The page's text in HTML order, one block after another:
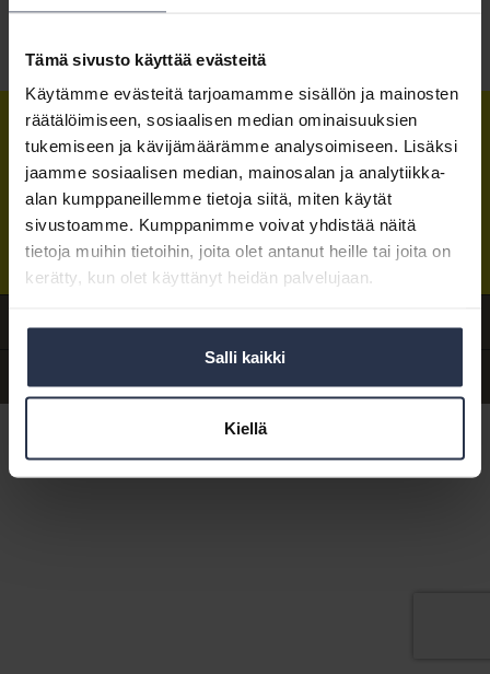
Tämä sivusto käyttää evästeitä
Käytämme evästeitä tarjoamamme sisällön ja mainosten
räätälöimiseen, sosiaalisen median ominaisuuksien
tukemiseen ja kävijämäärämme analysoimiseen. Lisäksi
jaamme sosiaalisen median, mainosalan ja analytiikka-
alan kumppaneillemme tietoja siitä, miten käytät
sivustoamme. Kumppanimme voivat yhdistää näitä
tietoja muihin tietoihin, joita olet antanut heille tai joita on
kerätty, kun olet käyttänyt heidän palvelujaan.
Salli kaikki
Kiellä
Jaa somessa
Isännöintiliitto
LinkedInissä
Isännöintiliitto
Facebookissa
Isännöintiliitto
Instagrammissa
Isännöintiliiton toimistosijaitsee Hakaniemessä Helsingissä.
Postiosoite:PL 1370, 00101 HelsinkiSähköpostit:
etunimi.sukunimi@isannointiliitto.fi
Tietosuoja Hallitse evästeasetuksia